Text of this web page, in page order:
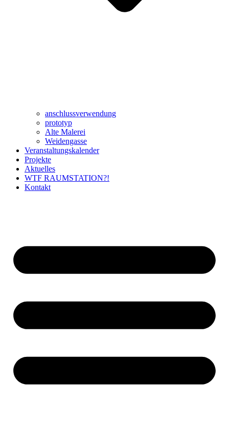
anschlussverwendung
prototyp
Alte Malerei
Weidengasse
Veranstaltungskalender
Projekte
Aktuelles
WTF RAUMSTATION?!
Kontakt